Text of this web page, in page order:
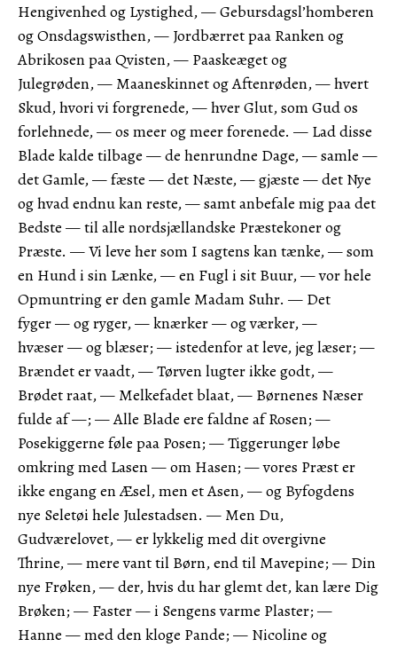
Hengivenhed og Lystighed, — Gebursdagsl’homberen
og Onsdagswisthen, — Jordbærret paa Ranken og
Abrikosen paa Qvisten, — Paaskeæget og
Julegrøden, — Maaneskinnet og Aftenrøden, — hvert
Skud, hvori vi forgrenede, — hver Glut, som Gud os
forlehnede, — os meer og meer forenede. — Lad disse
Blade kalde tilbage — de henrundne Dage, — samle —
det Gamle, — fæste — det Næste, — gjæste — det Nye
og hvad endnu kan reste, — samt anbefale mig paa det
Bedste — til alle nordsjællandske Præstekoner og
Præste. — Vi leve her som I sagtens kan tænke, — som
en Hund i sin Lænke, — en Fugl i sit Buur, — vor hele
Opmuntring er den gamle Madam Suhr. — Det
fyger — og ryger, — knærker — og værker, —
hvæser — og blæser; — istedenfor at leve, jeg læser; —
Brændet er vaadt, — Tørven lugter ikke godt, —
Brødet raat, — Melkefadet blaat, — Børnenes Næser
fulde af —; — Alle Blade ere faldne af Rosen; —
Posekiggerne føle paa Posen; — Tiggerunger løbe
omkring med Lasen — om Hasen; — vores Præst er
ikke engang en Æsel, men et Asen, — og Byfogdens
nye Seletøi hele Julestadsen. — Men Du,
Gudværelovet, — er lykkelig med dit overgivne
Thrine, — mere vant til Børn, end til Mavepine; — Din
nye Frøken, — der, hvis du har glemt det, kan lære Dig
Brøken; — Faster — i Sengens varme Plaster; —
Hanne — med den kloge Pande; — Nicoline og